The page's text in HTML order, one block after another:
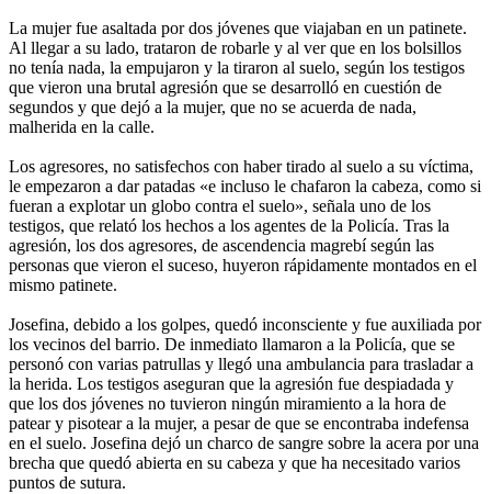
La mujer fue asaltada por dos jóvenes que viajaban en un patinete.
Al llegar a su lado, trataron de robarle y al ver que en los bolsillos
no tenía nada, la empujaron y la tiraron al suelo, según los testigos
que vieron una brutal agresión que se desarrolló en cuestión de
segundos y que dejó a la mujer, que no se acuerda de nada,
malherida en la calle.
Los agresores, no satisfechos con haber tirado al suelo a su víctima,
le empezaron a dar patadas «e incluso le chafaron la cabeza, como si
fueran a explotar un globo contra el suelo», señala uno de los
testigos, que relató los hechos a los agentes de la Policía. Tras la
agresión, los dos agresores, de ascendencia magrebí según las
personas que vieron el suceso, huyeron rápidamente montados en el
mismo patinete.
Josefina, debido a los golpes, quedó inconsciente y fue auxiliada por
los vecinos del barrio. De inmediato llamaron a la Policía, que se
personó con varias patrullas y llegó una ambulancia para trasladar a
la herida. Los testigos aseguran que la agresión fue despiadada y
que los dos jóvenes no tuvieron ningún miramiento a la hora de
patear y pisotear a la mujer, a pesar de que se encontraba indefensa
en el suelo. Josefina dejó un charco de sangre sobre la acera por una
brecha que quedó abierta en su cabeza y que ha necesitado varios
puntos de sutura.